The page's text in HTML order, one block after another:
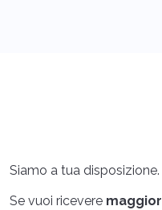
Siamo a tua disposizione.
Se vuoi ricevere